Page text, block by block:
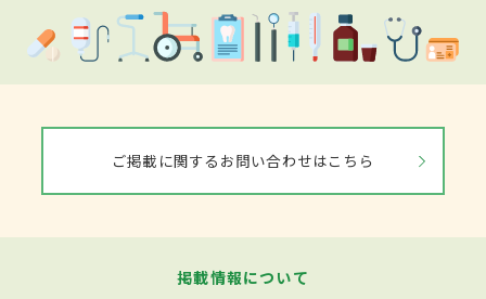
ご掲載に関するお問い合わせはこちら
掲載情報について